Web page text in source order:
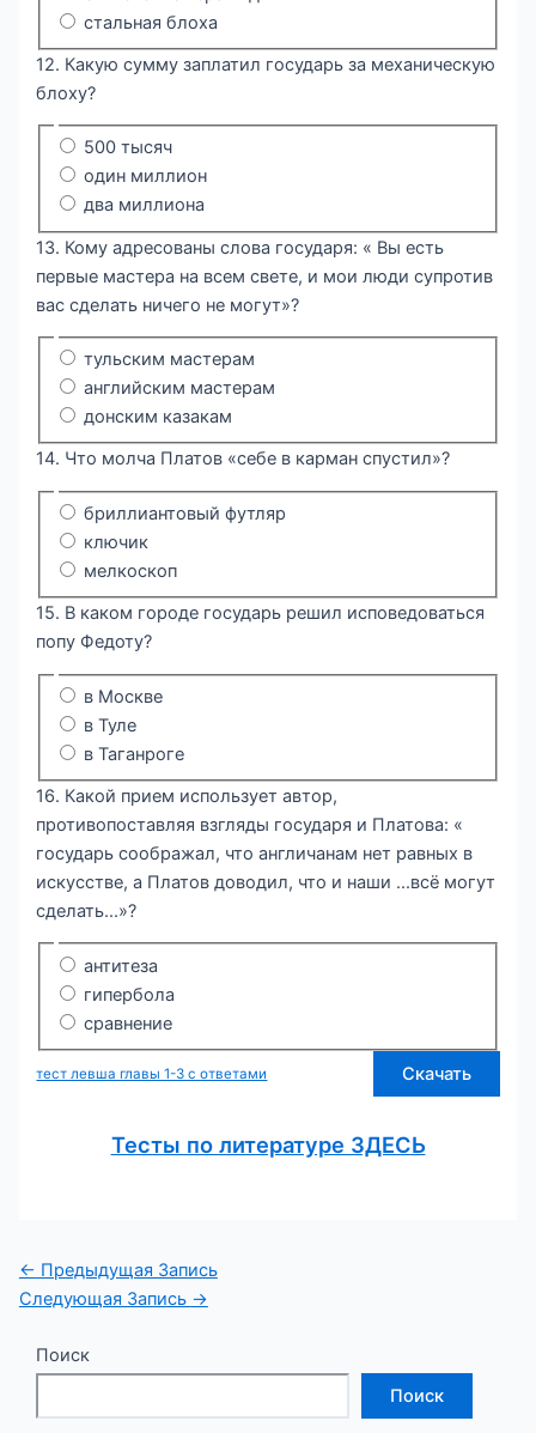
стальная блоха
12. Какую сумму заплатил государь за механическую
блоху?
500 тысяч
один миллион
два миллиона
13. Кому адресованы слова государя: « Вы есть
первые мастера на всем свете, и мои люди супротив
вас сделать ничего не могут»?
тульским мастерам
английским мастерам
донским казакам
14. Что молча Платов «себе в карман спустил»?
бриллиантовый футляр
ключик
мелкоскоп
15. В каком городе государь решил исповедоваться
попу Федоту?
в Москве
в Туле
в Таганроге
16. Какой прием использует автор,
противопоставляя взгляды государя и Платова: «
государь соображал, что англичанам нет равных в
искусстве, а Платов доводил, что и наши ...всё могут
сделать...»?
антитеза
гипербола
сравнение
тест левша главы 1-3 с ответами Скачать
Тесты по литературе ЗДЕСЬ
Навигация
по
← Предыдущая Запись
Следующая Запись →
Поиск
Поиск